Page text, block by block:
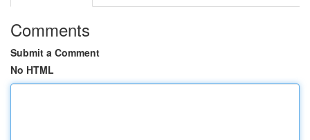
Comments
Submit a Comment
No HTML